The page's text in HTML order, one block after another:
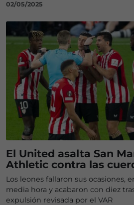
02/05/2025
El United asalta San
Athletic contra las
Los leones fallaron sus ocasiones,
media hora y acabaron con diez
expulsión revisada por el VAR